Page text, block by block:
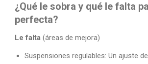
¿Qué le sobra y qué le falta
perfecta?
Le falta (áreas de mejora)
Suspensiones regulables: Un ajuste de